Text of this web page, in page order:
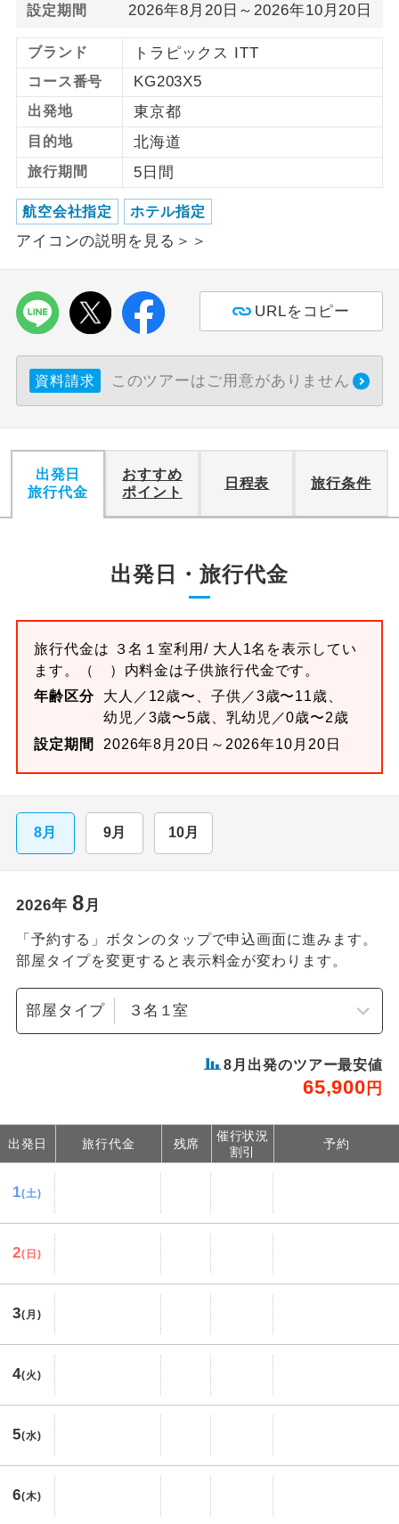
設定期間 2026年8月20日～2026年10月20日
ブランド トラピックス ITT
コース番号 KG203X5
出発地 東京都
目的地 北海道
旅行期間 5日間
航空会社指定 ホテル指定
アイコンの説明を見る＞＞
URLをコピー
資料請求 このツアーはご用意がありません
出発日
旅行代金
おすすめ
ポイント
日程表 旅行条件
出発日・旅行代金
旅行代金は ３名１室利用/ 大人1名を表示してい
ます。
（ ）内料金は子供旅行代金です。
年齢区分
大人／12歳〜、子供／3歳〜11歳、
幼児／3歳〜5歳、乳幼児／0歳〜2歳
設定期間
2026年8月20日～2026年10月20日
8月 9月 10月
2026年 8月
「予約する」ボタンのタップで申込画面に進みます。
部屋タイプを変更すると表示料金が変わります。
部屋タイプ
8 月出発のツアー最安値
65,900 円
出発日 旅行代金 残席
催行状況
割引
予約
1(土)
2(日)
3(月)
4(火)
5(水)
6(木)
2名様催行
2名様から出発可能な個人型プランで
おひとり様参
加限定
おひとり様限定でご参加いただけるコー
1名様1室同代
金
1名様1室利用でも追加料金がかからない
コースです。
ご夫婦限定
す。
女性限定でご参加いただけるコースで
す。
年齢制限あり
ご参加にあたり年齢に制限があるコース
です。
航空会社指定
画にとても便利です。
ホテル指定
おひとり様バ
ス2席利用
おひとり様でバス席を2席利⽤できま
す。